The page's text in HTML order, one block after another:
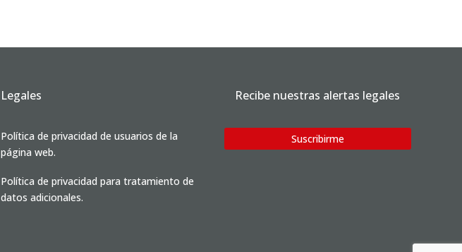
Legales
Política de privacidad de usuarios de la
página web.
Política de privacidad para tratamiento de
datos adicionales.
Recibe nuestras alertas legales
Suscribirme